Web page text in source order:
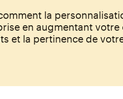
la
en augmentant votre
et la pertinence de